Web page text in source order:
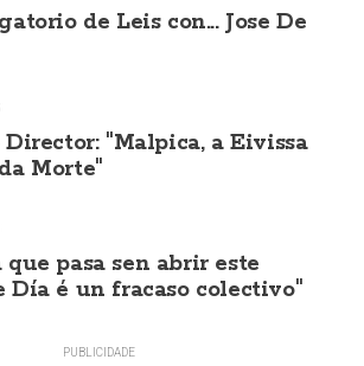
de Leis con... Jose De
Director: "Malpica, a Eivissa
Morte"
que pasa sen abrir este
Día é un fracaso colectivo"